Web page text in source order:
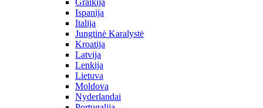
Graikija
Ispanija
Italija
Jungtinė Karalystė
Kroatija
Latvija
Lenkija
Lietuva
Moldova
Nyderlandai